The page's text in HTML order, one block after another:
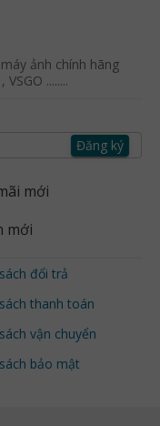
ảnh chính hãng
........
Đăng ký
mới
mới
đổi trả
thanh toán
vận chuyển
bảo mật